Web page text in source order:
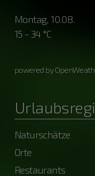
Montag, 10.08.
15 - 34 °C
powered by
Naturschätze
Orte
Restaurants